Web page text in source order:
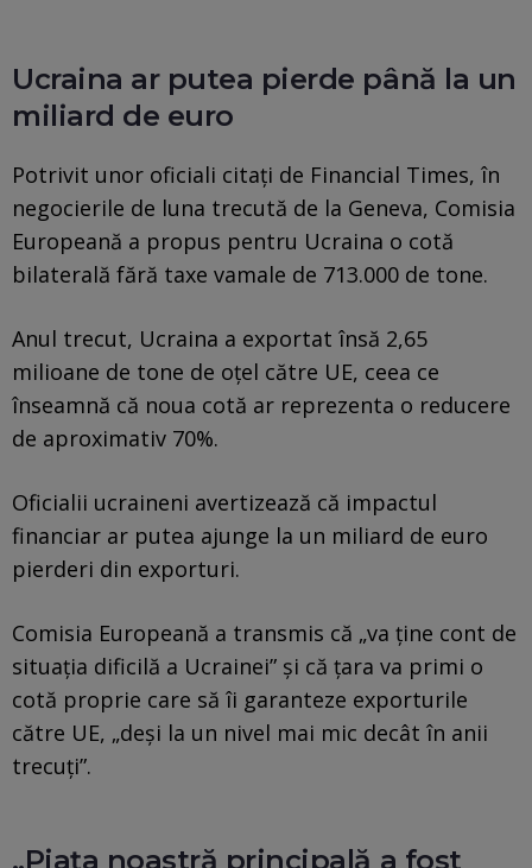
Ucraina ar putea pierde până la un
miliard de euro
Potrivit unor oficiali citați de Financial Times, în
negocierile de luna trecută de la Geneva, Comisia
Europeană a propus pentru Ucraina o cotă
bilaterală fără taxe vamale de 713.000 de tone.
Anul trecut, Ucraina a exportat însă 2,65
milioane de tone de oțel către UE, ceea ce
înseamnă că noua cotă ar reprezenta o reducere
de aproximativ 70%.
Oficialii ucraineni avertizează că impactul
financiar ar putea ajunge la un miliard de euro
pierderi din exporturi.
Comisia Europeană a transmis că „va ține cont de
situația dificilă a Ucrainei” și că țara va primi o
cotă proprie care să îi garanteze exporturile
către UE, „deși la un nivel mai mic decât în anii
trecuți”.
„Piața noastră principală a fost